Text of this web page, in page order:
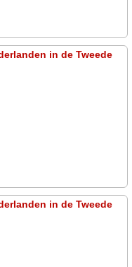
in de Tweede
in de Tweede